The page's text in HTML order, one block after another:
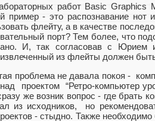
работ Basic Graphics
пример - это распознавание
флейту, а в качестве
порт? Тем более, что
И, так согласовав с
из флейты должен
проблема не давала покоя -
проектом “Ретро-компьютер
же возник вопрос - где брать
из исходников, но
- стыдно. Также